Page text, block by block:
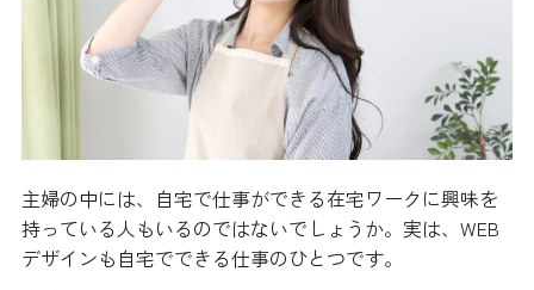
主婦の中には、自宅で仕事ができる在宅ワークに興味を
持っている人もいるのではないでしょうか。実は、WEB
デザインも自宅でできる仕事のひとつです。